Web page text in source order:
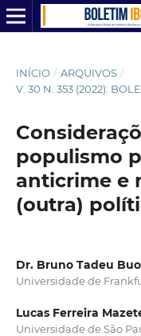
INÍCIO / ARQUIVOS /
V. 30 N. 353 (2022):
populismo
anticrime e
(outra)
Dr. Bruno Tadeu
Universidade de
Lucas Ferreira
Universidade de São